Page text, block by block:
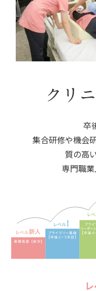
クリ
卒
集合研修や機会
質の高
専門職業